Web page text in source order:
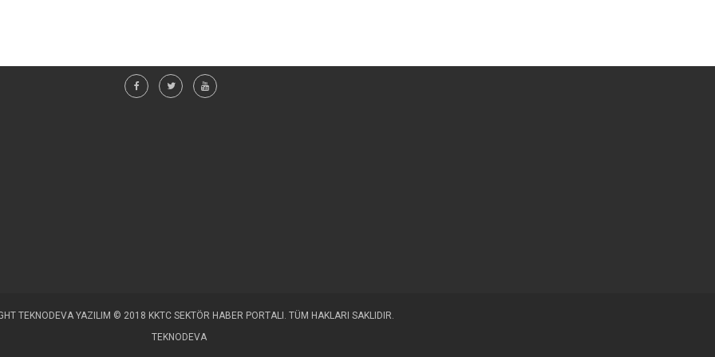
TEKNODEVA YAZILIM © 2018 KKTC SEKTÖR HABER PORTALI. TÜM HAKLARI SAKLIDIR.
TEKNODEVA